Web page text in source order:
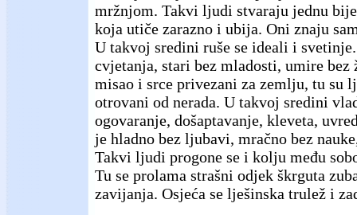
mržnjom. Takvi ljudi stvaraju jednu
koja utiče zarazno i ubija. Oni znaju
U takvoj sredini ruše se ideali i svetinje.
cvjetanja, stari bez mladosti, umire bez
misao i srce privezani za zemlju, tu su
otrovani od nerada. U takvoj sredini
ogovaranje, došaptavanje, kleveta,
je hladno bez ljubavi, mračno bez
Takvi ljudi progone se i kolju među
Tu se prolama strašni odjek škrguta
zavijanja. Osjeća se lješinska trulež i